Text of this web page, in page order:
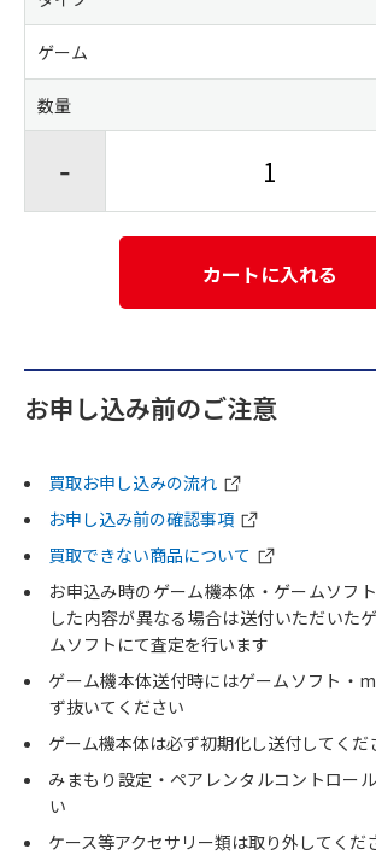
ゲーム
数量
-
カートに入れる
お申し込み前のご注意
買取お申し込みの流れ
お申し込み前の確認事項
買取できない商品について
お申込み時のゲーム機本体・ゲームソフ
した内容が異なる場合は送付いただいた
ムソフトにて査定を行います
ゲーム機本体送付時にはゲームソフト・
ず抜いてください
ゲーム機本体は必ず初期化し送付してくだ
みまもり設定・ペアレンタルコントロー
い
ケース等アクセサリー類は取り外してくだ